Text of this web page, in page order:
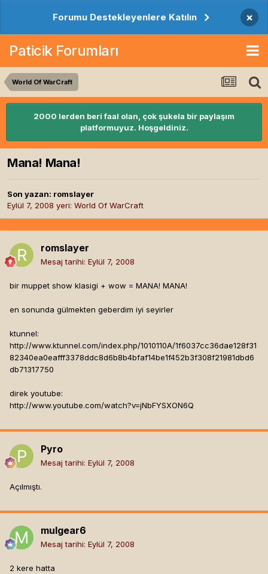
Forumu Destekleyenlere Katılın ×
Paticik Forumları
World Of WarCraft
2000 lerden beri faal olan, çok şukela bir paylaşım
platformuyuz. Hoşgeldiniz.
Mana! Mana!
Son yazan: romslayer
Eylül 7, 2008 yeri: World Of WarCraft
romslayer
Mesaj tarihi: Eylül 7, 2008
bir muppet show klasigi + wow = MANA! MANA!
en sonunda gülmekten geberdim iyi seyirler
ktunnel:
http://www.ktunnel.com/index.php/1010110A/1f6037cc36dae128f31
82340ea0eafff3378ddc8d6b8b4bfaf14be1f452b3f308f21981dbd6
db71317750
direk youtube:
http://www.youtube.com/watch?v=jNbFYSXON6Q
Pyro
Mesaj tarihi: Eylül 7, 2008
Açılmıştı.
mulgear6
Mesaj tarihi: Eylül 7, 2008
2 kere hatta